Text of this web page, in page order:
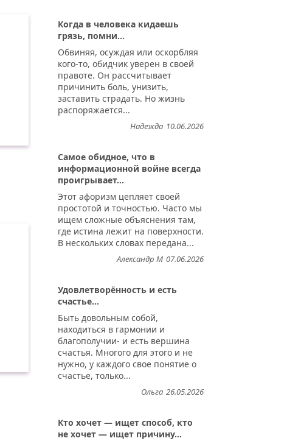
Когда в человека кидаешь
грязь, помни...
Обвиняя, осуждая или оскорбляя
кого-то, обидчик уверен в своей
правоте. Он рассчитывает
причинить боль, унизить,
заставить страдать. Но жизнь
распоряжается...
10.06.2026
Надежда
Самое обидное, что в
информационной войне всегда
проигрывает...
Этот афоризм цепляет своей
простотой и точностью. Часто мы
ищем сложные объяснения там,
где истина лежит на поверхности.
В нескольких словах передана...
07.06.2026
Александр М
Удовлетворённость и есть
счастье...
Быть довольным собой,
находиться в гармонии и
благополучии- и есть вершина
счастья. Многого для этого и не
нужно, у каждого свое понятие о
счастье, только...
26.05.2026
Ольга
Кто хочет — ищет способ, кто
не хочет — ищет причину...